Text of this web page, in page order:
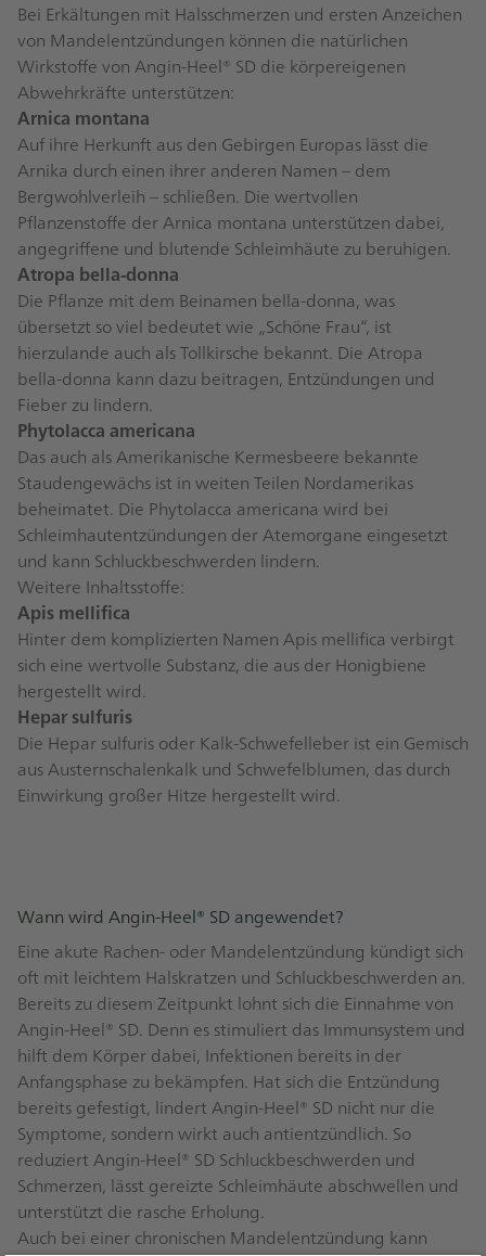
Bei Erkältungen mit Halsschmerzen und ersten Anzeichen
von Mandelentzündungen können die natürlichen
Wirkstoffe von Angin-Heel® SD die körpereigenen
Abwehrkräfte unterstützen:
Arnica montana
Auf ihre Herkunft aus den Gebirgen Europas lässt die
Arnika durch einen ihrer anderen Namen – dem
Bergwohlverleih – schließen. Die wertvollen
Pflanzenstoffe der Arnica montana unterstützen dabei,
angegriffene und blutende Schleimhäute zu beruhigen.
Atropa bella-donna
Die Pflanze mit dem Beinamen bella-donna, was
übersetzt so viel bedeutet wie „Schöne Frau“, ist
hierzulande auch als Tollkirsche bekannt. Die Atropa
bella-donna kann dazu beitragen, Entzündungen und
Fieber zu lindern.
Phytolacca americana
Das auch als Amerikanische Kermesbeere bekannte
Staudengewächs ist in weiten Teilen Nordamerikas
beheimatet. Die Phytolacca americana wird bei
Schleimhautentzündungen der Atemorgane eingesetzt
und kann Schluckbeschwerden lindern.
Weitere Inhaltsstoffe:
Apis mellifica
Hinter dem komplizierten Namen Apis mellifica verbirgt
sich eine wertvolle Substanz, die aus der Honigbiene
hergestellt wird.
Hepar sulfuris
Die Hepar sulfuris oder Kalk-Schwefelleber ist ein Gemisch
aus Austernschalenkalk und Schwefelblumen, das durch
Einwirkung großer Hitze hergestellt wird.
Wann wird Angin-Heel® SD angewendet?
Eine akute Rachen- oder Mandelentzündung kündigt sich
oft mit leichtem Halskratzen und Schluckbeschwerden an.
Bereits zu diesem Zeitpunkt lohnt sich die Einnahme von
Angin-Heel® SD. Denn es stimuliert das Immunsystem und
hilft dem Körper dabei, Infektionen bereits in der
Anfangsphase zu bekämpfen. Hat sich die Entzündung
bereits gefestigt, lindert Angin-Heel® SD nicht nur die
Symptome, sondern wirkt auch antientzündlich. So
reduziert Angin-Heel® SD Schluckbeschwerden und
Schmerzen, lässt gereizte Schleimhäute abschwellen und
unterstützt die rasche Erholung.
Auch bei einer chronischen Mandelentzündung kann